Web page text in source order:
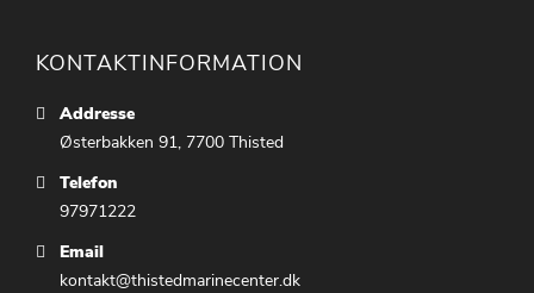
KONTAKTINFORMATION
Addresse
Østerbakken 91, 7700 Thisted
Telefon
97971222
Email
kontakt@thistedmarinecenter.dk